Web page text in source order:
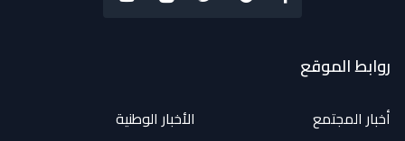
روابط الموقع
أخبار المجتمع الأخبار الوطنية